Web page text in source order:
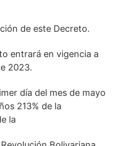
de este Decreto.
entrará en vigencia a
2023.
día del mes de mayo
213% de la
la